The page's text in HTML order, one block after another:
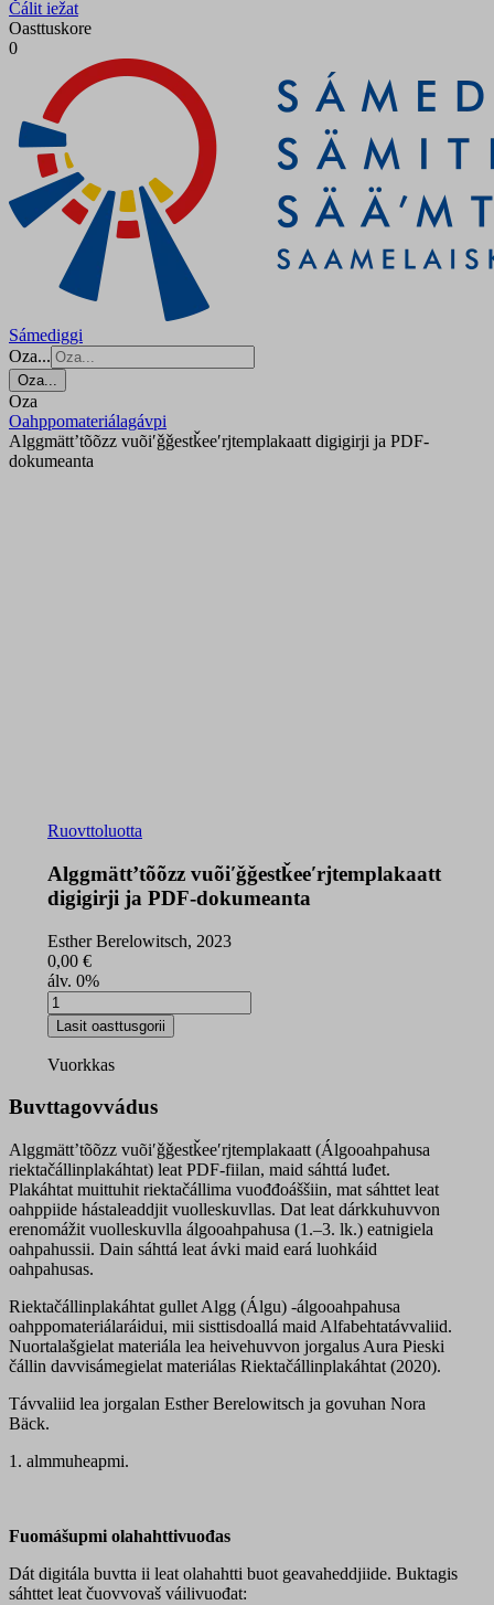
Čálit iežat
Oasttuskore
0
Sámediggi
Oza...
Oza...
Oza
Oahppomateriálagávpi
Alggmättʼtõõzz vuõiʹǧǧestǩeeʹrjtem­plakaatt digigirji ja PDF-
dokumeanta
Ruovttoluotta
Alggmättʼtõõzz vuõiʹǧǧestǩeeʹrjtem­plakaatt
digigirji ja PDF-dokumeanta
Esther Berelowitsch, 2023
0,00 €
álv. 0%
Alggmättʼtõõzz
vuõiʹǧǧestǩeeʹrjtem­
plakaatt
digigirji
PDF-
dokumeanta
Lasit oasttusgorii
Vuorkkas
Buvttagovvádus
Alggmättʼtõõzz vuõiʹǧǧestǩeeʹrjtemplakaatt (Álgooahpahusa
riektačállinplakáhtat) leat PDF-fiilan, maid sáhttá luđet.
Plakáhtat muittuhit riektačállima vuođđoáššiin, mat sáhttet leat
oahppiide hástaleaddjit vuolleskuvllas. Dat leat dárkkuhuvvon
erenomážit vuolleskuvlla álgooahpahusa (1.–3. lk.) eatnigiela
oahpahussii. Dain sáhttá leat ávki maid eará luohkáid
oahpahusas.
Riektačállinplakáhtat gullet Algg (Álgu) -álgooahpahusa
oahppomateriálaráidui, mii sisttisdoallá maid Alfabehtatávvaliid.
Nuortalašgielat materiála lea heivehuvvon jorgalus Aura Pieski
čállin davvisámegielat materiálas Riektačállinplakáhtat (2020).
Távvaliid lea jorgalan Esther Berelowitsch ja govuhan Nora
Bäck.
1. almmuheapmi.
Fuomášupmi olahahttivuođas
Dát digitála buvtta ii leat olahahtti buot geavaheddjiide. Buktagis
sáhttet leat čuovvovaš váilivuođat: